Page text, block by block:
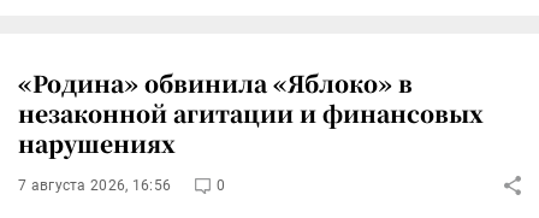
«Родина» обвинила «Яблоко» в
незаконной агитации и финансовых
нарушениях
7 августа 2026, 16:56 0